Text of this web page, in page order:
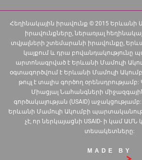
Հեղինակային իրավունք © 2015 Երևանի
իրավունքները, ներառյալ
տվյալների շտեմարանի իրավունքը,
կայքում և դրա բովանդակությունը
արտոնագրված է Երևանի Մամուլի
օգտագործվում է Երևանի Մամուլի
թույլ է տալիս գործող
Միացյալ Նահանգների
գործակալության (USAID)
Երևանի Մամուլի Ակումբի
չէ, որ ներկայացնի USAID- ի կամ
տեսակետները:
MADE BY